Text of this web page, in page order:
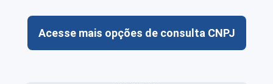
Acesse mais opções de consulta CNPJ